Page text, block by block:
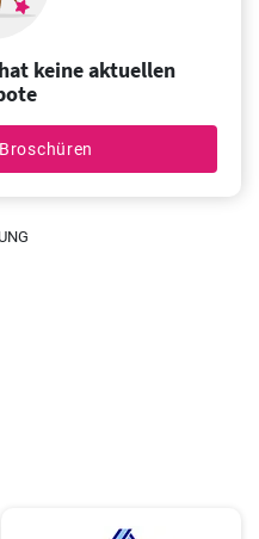
keine aktuellen